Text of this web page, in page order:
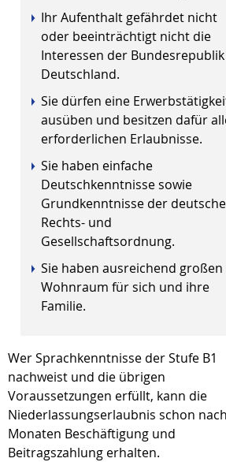
Ihr Aufenthalt gefährdet nicht
oder beeinträchtigt nicht die
Interessen der Bundesrepublik
Deutschland.
Sie dürfen eine
ausüben und besitzen dafür
erforderlichen Erlaubnisse.
Sie haben einfache
Deutschkenntnisse sowie
Grundkenntnisse der
Rechts- und
Gesellschaftsordnung.
Sie haben ausreichend großen
Wohnraum für sich und ihre
Familie.
Wer Sprachkenntnisse der Stufe B1
nachweist und die übrigen
Voraussetzungen erfüllt, kann die
Niederlassungserlaubnis schon
Monaten Beschäftigung und
Beitragszahlung erhalten.